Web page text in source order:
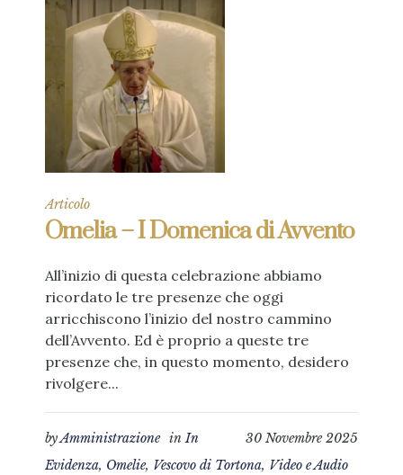
Articolo
Omelia – I Domenica di Avvento
All’inizio di questa celebrazione abbiamo
ricordato le tre presenze che oggi
arricchiscono l’inizio del nostro cammino
dell’Avvento. Ed è proprio a queste tre
presenze che, in questo momento, desidero
rivolgere...
30 Novembre 2025
byAmministrazione inIn
Evidenza, Omelie, Vescovo di Tortona, Video e Audio